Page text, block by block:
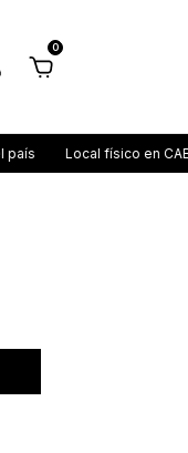
0
Local físico en CABA y